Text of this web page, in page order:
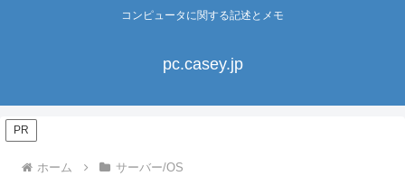
コンピュータに関する記述とメモ
pc.casey.jp
PR
ホーム サーバー/OS